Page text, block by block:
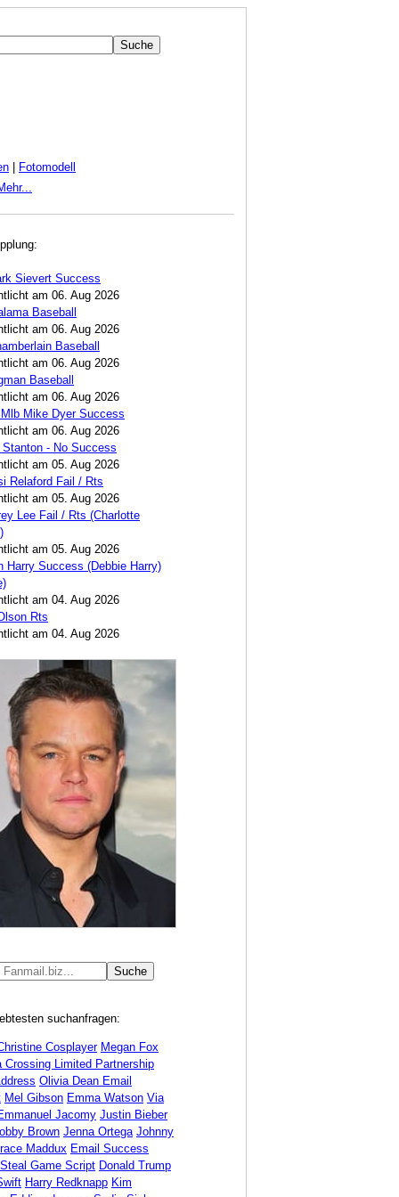
Fotomodell
Sievert Success
am 06. Aug 2026
Baseball
am 06. Aug 2026
Baseball
am 06. Aug 2026
Baseball
am 06. Aug 2026
Mlb Mike Dyer Success
am 06. Aug 2026
Stanton - No Success
am 05. Aug 2026
Relaford Fail / Rts
am 05. Aug 2026
Lee Fail / Rts (Charlotte
am 05. Aug 2026
Harry Success (Debbie Harry)
am 04. Aug 2026
Rts
am 04. Aug 2026
suchanfragen:
Cosplayer Megan Fox
Crossing Limited Partnership
Olivia Dean Email
Mel Gibson Emma Watson Via
Jacomy Justin Bieber
Brown Jenna Ortega Johnny
Maddux Email Success
Game Script Donald Trump
Harry Redknapp Kim